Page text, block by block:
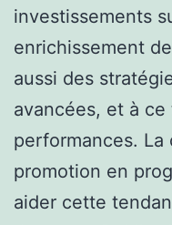
investissements
enrichissement
aussi des
avancées, et à
performances. La
promotion en
aider cette